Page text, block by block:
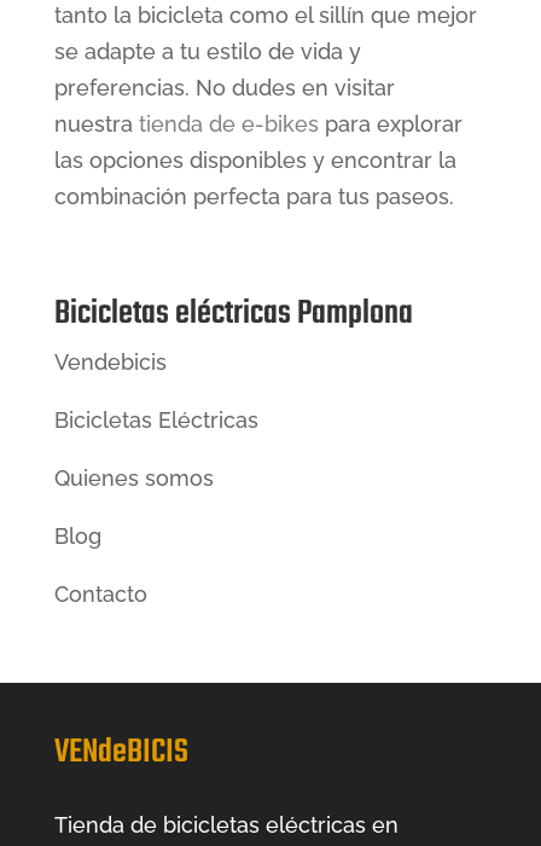
tanto la bicicleta como el sillín que mejor
se adapte a tu estilo de vida y
preferencias. No dudes en visitar
nuestra tienda de e-bikes para explorar
las opciones disponibles y encontrar la
combinación perfecta para tus paseos.
Bicicletas eléctricas Pamplona
Vendebicis
Bicicletas Eléctricas
Quienes somos
Blog
Contacto
VENdeBICIS
Tienda de bicicletas eléctricas en